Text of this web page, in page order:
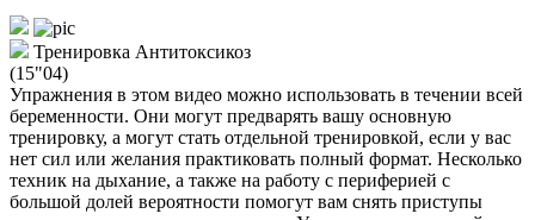
Тренировка Антитоксикоз
(15"04)
Упражнения в этом видео можно использовать в течении всей
беременности. Они могут предварять вашу основную
тренировку, а могут стать отдельной тренировкой, если у вас
нет сил или желания практиковать полный формат. Несколько
техник на дыхание, а также на работу с периферией с
большой долей вероятности помогут вам снять приступы